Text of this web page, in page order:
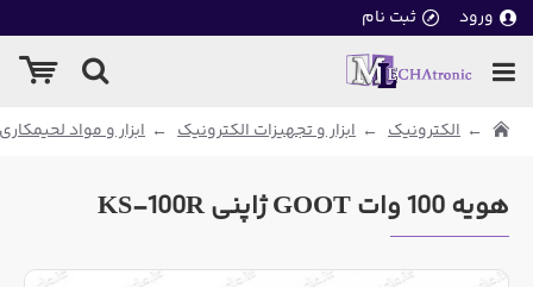
ورود ثبت نام
الکترونیک ابزار و تجهیزات الکترونیک ابزار و مواد لحیمکاری
هویه 100 وات GOOT ژاپنی KS-100R